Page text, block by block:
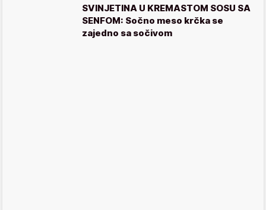
SVINJETINA U KREMASTOM SOSU SA
SENFOM: Sočno meso krčka se
zajedno sa sočivom